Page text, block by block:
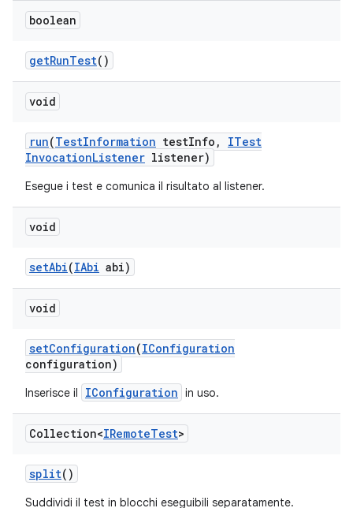
boolean
getRunTest()
void
run(TestInformation testInfo ,
ITest
InvocationListener listener)
Esegue i test e comunica il risultato al listener.
void
setAbi(IAbi abi)
void
setConfiguration(IConfiguration
configuration)
Inserisce il IConfiguration in uso.
Collection<IRemoteTest>
split()
Suddividi il test in blocchi eseguibili separatamente.